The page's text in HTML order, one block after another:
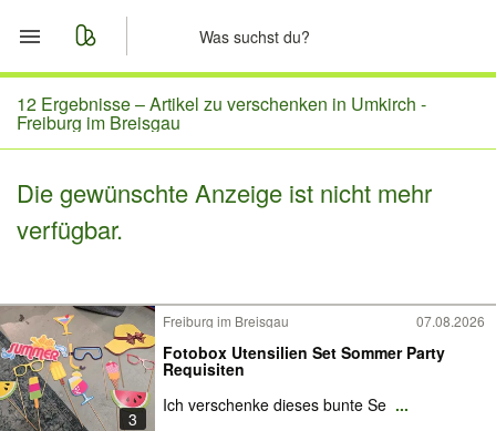
Start
Merkliste
Nachrichten
12 Ergebnisse –Artikel zu verschenken in Umkirch -
Freiburg im Breisgau
Die gewünschte Anzeige ist nicht mehr
verfügbar.
3
Freiburg im Breisgau 07.08.2026
Fotobox Utensilien Set Sommer Party
Requisiten
Ich verschenke dieses bunte Se ...